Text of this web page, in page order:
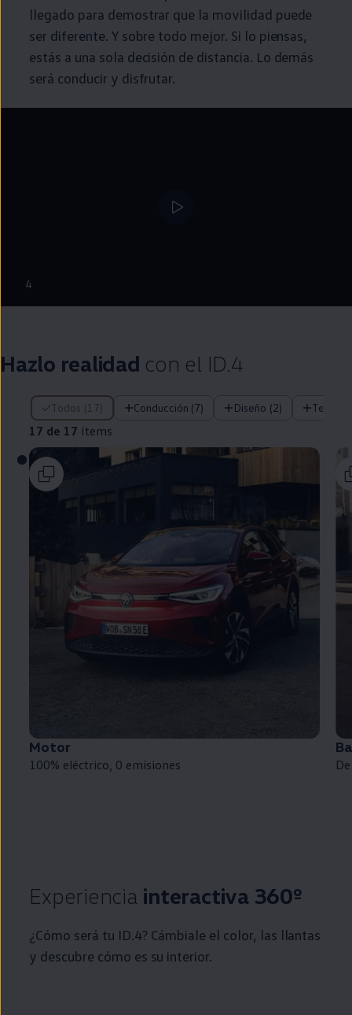
llegado para demostrar que la movilidad puede
ser diferente. Y sobre todo mejor. Si lo piensas,
estás a una sola decisión de distancia. Lo demás
será conducir y disfrutar.
4
Hazlo realidad con el ID.4
Todos (17) Conducción (7) Diseño (2)
17 de 17 ítems
17 de 17 ítems
Motor
100% eléctrico , 0 emisiones
Experiencia interactiva 360º
¿Cómo será tu ID.4? Cámbiale el color, las llantas
y descubre cómo es su interior.